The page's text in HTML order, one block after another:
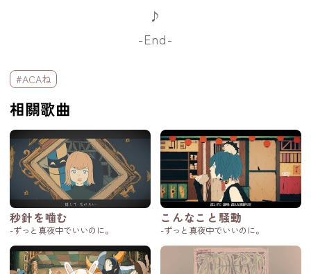
♪
-End-
標籤欄
#ACAね
相關歌曲
秒針を噛む
-ずっと真夜中でいいのに。
こんなこと騒動
-ずっと真夜中でいいのに。